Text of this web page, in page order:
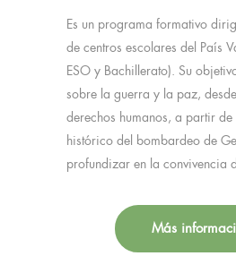
Es un programa formativo
de centros escolares del País
ESO y Bachillerato). Su
sobre la guerra y la paz,
derechos humanos, a partir de
histórico del bombardeo de
profundizar en la convivencia
Más